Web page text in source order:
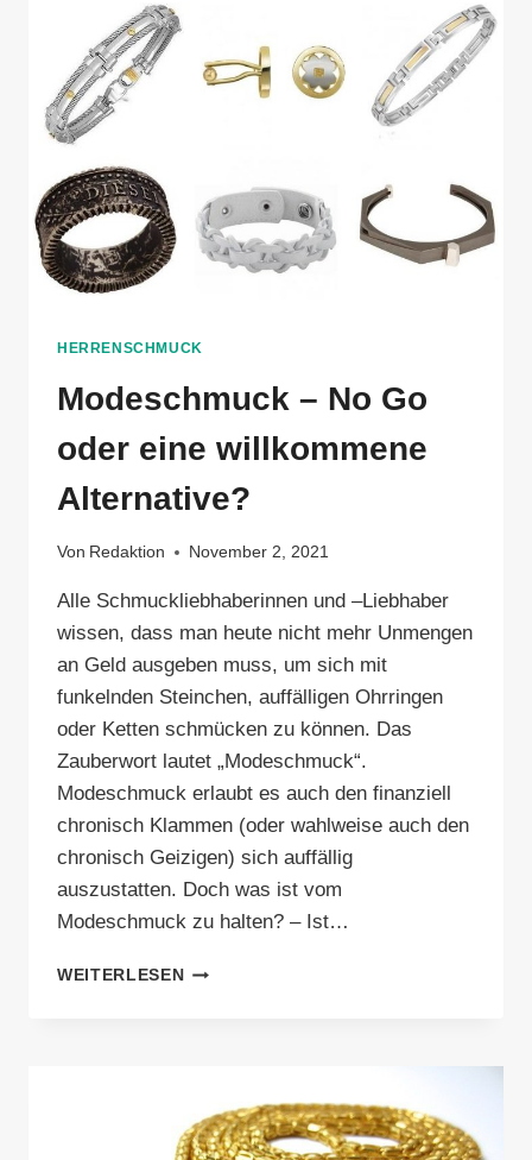
HERRENSCHMUCK
Modeschmuck – No Go
oder eine willkommene
Alternative?
Von Redaktion November 2, 2021
Alle Schmuckliebhaberinnen und –Liebhaber
wissen, dass man heute nicht mehr Unmengen
an Geld ausgeben muss, um sich mit
funkelnden Steinchen, auffälligen Ohrringen
oder Ketten schmücken zu können. Das
Zauberwort lautet „Modeschmuck“.
Modeschmuck erlaubt es auch den finanziell
chronisch Klammen (oder wahlweise auch den
chronisch Geizigen) sich auffällig
auszustatten. Doch was ist vom
Modeschmuck zu halten? – Ist…
WEITERLESENMODESCHMUCK
WILLKOMMENE
ALTERNATIVE?